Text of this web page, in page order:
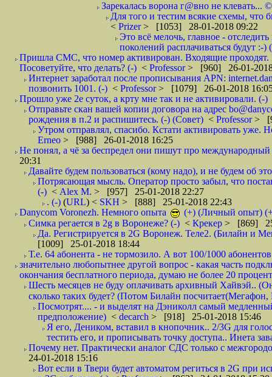
Зарекалась ворона г@вно не клевать...
Для того и тестим всякие схемы, что
< Prizer> [1053] 28-01-2018 09:22
Это всё мелочь, главное -
поколений расплачиваться будут :-)
Пришла СМС, что номер активирован. Входящие проходят.
Посоветуйте, что делать? (-) < Professor> [960] 26-01-
Интернет заработал после прописывания APN:
позвонить 1001. (-) < Professor> [1079] 26-01-2018
Прошло уже 2е суток, а крту мне так и не активировали. (-)
Отправьте скан вашей копии договора на адрес
рождения в п.2 и распишитесь. (-) (Совет) < Professor>
Утром отправлял, спасибо. Кстати активировать уже.
Erneo > [988] 26-01-2018 16:25
Не понял, а чё за беспредел они пишут про
20:31
Давайте будем пользоваться (кому надо), и не будем об
Потрясающая мысль. Оператор просто забыл, что
(-) < Alex M. > [957] 25-01-2018 22:27
. (-) (URL) < SKH > [888] 25-01-2018 22:43
Danycom Voronezh. Немного опыта
(+) (Личный опыт)
Симка регается в 2g в Воронеже? (-) < Крекер > [869]
Да. Регистрируется в 2G Воронеж. Теле2. (Билайн и
[1009] 25-01-2018 18:44
Т.е. 64 абонента - не тормозило. А вот 100/1000
значительно любопытнее другой вопрос - какая часть
окончания бесплатного периода, думаю не более 20
Шесть месяцев не буду оплачивать архивный Хайвэй..
сколько таких будет? (Потом Билайн
Посмотрят.... - и выделят на Дэниколл самый
предположение) < decarch > [918] 25-01-2018 15:46
Я его, Деником, вставил в кнопочник.. 2/3G для
тестить его, и прописывать точку доступа.. Инета
Почему нет. Практически аналог СДС только с
24-01-2018 15:16
Вот если в Твери будет автоматом региться в 2G при